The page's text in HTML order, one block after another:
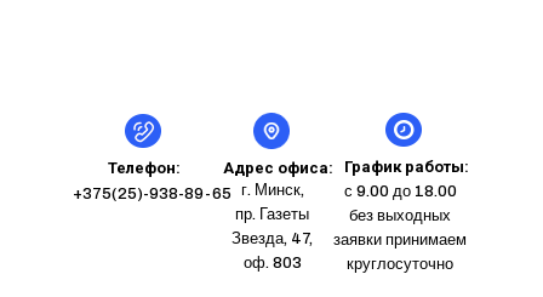
Адрес офиса:
г. Минск,
пр. Газеты
Звезда, 47,
оф. 803
Телефон: График работы:
+375(25)-938-89-65
с 9.00 до 18.00
без выходных
заявки принимаем
круглосуточно